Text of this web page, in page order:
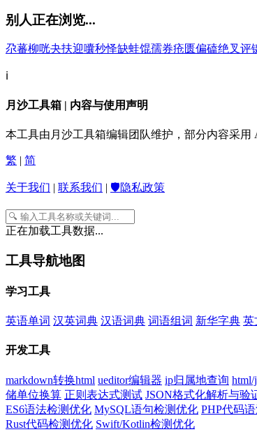
别人正在浏览...
尕蕃柳咣夬扶迎囔秒怿缺蛙馄孺券疮匮偏磕绝叉 评
ℹ️
月沙工具箱 | 内容与使用声明
本工具由月沙工具箱编辑团队维护，部分内容采
繁 | 简
关于我们 | 联系我们 | 🛡️隐私政策
正在加载工具数据...
工具导航地图
学习工具
英语单词 汉英词典 汉语词典 词语组词 新华字典 英
开发工具
markdown转换html ueditor编辑器 ip归属地查询
储单位换算 正则表达式测试 JSON格式化解析与验
ES6语法检测优化 MySQL语句检测优化 PHP代码
Rust代码检测优化 Swift/Kotlin检测优化